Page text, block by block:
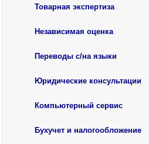
Товарная экспертиза
Независимая оценка
Переводы с/на языки
Юридические консультации
Компьютерный сервис
Бухучет и налогообложение